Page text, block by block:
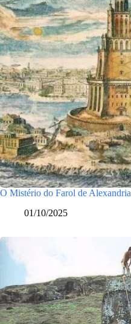
O Mistério do Farol de Alexandria
01/10/2025